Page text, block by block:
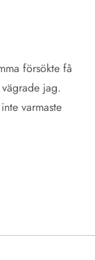
försökte få
jag.
varmaste